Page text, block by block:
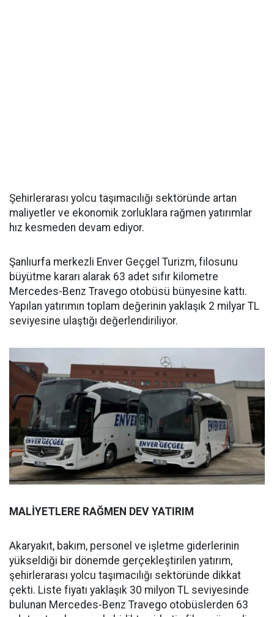
Şehirlerarası yolcu taşımacılığı sektöründe artan
maliyetler ve ekonomik zorluklara rağmen yatırımlar
hız kesmeden devam ediyor.
Şanlıurfa merkezli Enver Geçgel Turizm, filosunu
büyütme kararı alarak 63 adet sıfır kilometre
Mercedes-Benz Travego otobüsü bünyesine kattı.
Yapılan yatırımın toplam değerinin yaklaşık 2 milyar TL
seviyesine ulaştığı değerlendiriliyor.
MALİYETLERE RAĞMEN DEV YATIRIM
Akaryakıt, bakım, personel ve işletme giderlerinin
yükseldiği bir dönemde gerçekleştirilen yatırım,
şehirlerarası yolcu taşımacılığı sektöründe dikkat
çekti. Liste fiyatı yaklaşık 30 milyon TL seviyesinde
bulunan Mercedes-Benz Travego otobüslerden 63